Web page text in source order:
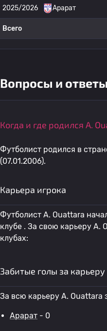
2025/2026 Арарат
Всего
Вопросы и
Когда и где родился A.
Футболист родился в
(07.01.2006).
Карьера игрока
Футболист A. Ouattara
клубе . За свою карьеру A.
клубах:
Забитые голы за карьеру
За всю карьеру A. Ouattara
Арарат - 0